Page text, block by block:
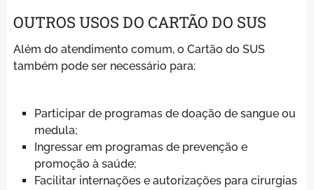
OUTROS USOS DO CARTÃO DO SUS
Além do atendimento comum, o Cartão do SUS
também pode ser necessário para:
Participar de programas de doação de sangue ou
medula;
Ingressar em programas de prevenção e
promoção à saúde;
Facilitar internações e autorizações para cirurgias